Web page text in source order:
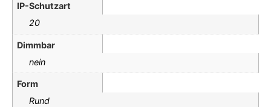
IP-Schutzart
20
Dimmbar
nein
Form
Rund